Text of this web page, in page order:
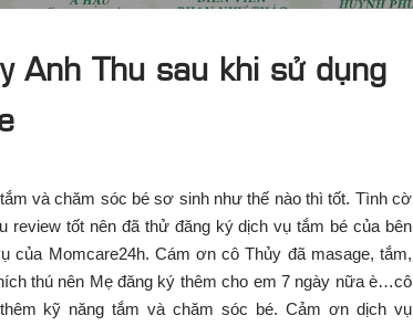
Anh Thu sau khi sử dụng
và chăm sóc bé sơ sinh như thế nào thì tốt. Tình cờ
review tốt nên đã thử đăng ký dịch vụ tắm bé của bên
của Momcare24h. Cám ơn cô Thủy đã masage, tắm,
thú nên Mẹ đăng ký thêm cho em 7 ngày nữa è…cô
kỹ năng tắm và chăm sóc bé. Cảm ơn dịch vụ